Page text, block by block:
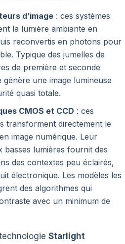
d’image : ces systèmes
la lumière ambiante en
reconvertis en photons pour
Typique des jumelles de
de première et seconde
une image lumineuse
quasi totale.
CMOS et CCD : ces
transforment directement le
image numérique. Leur
basses lumières fournit des
des contextes peu éclairés,
électronique. Les modèles les
des algorithmes qui
avec un minimum de
Starlight